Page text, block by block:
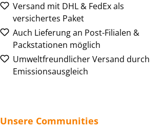
Versand mit DHL & FedEx als
versichertes Paket
Auch Lieferung an Post-Filialen &
Packstationen möglich
Umweltfreundlicher Versand durch
Emissionsausgleich
Unsere Communities